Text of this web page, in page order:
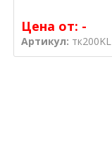
Цена от: -
Артикул: